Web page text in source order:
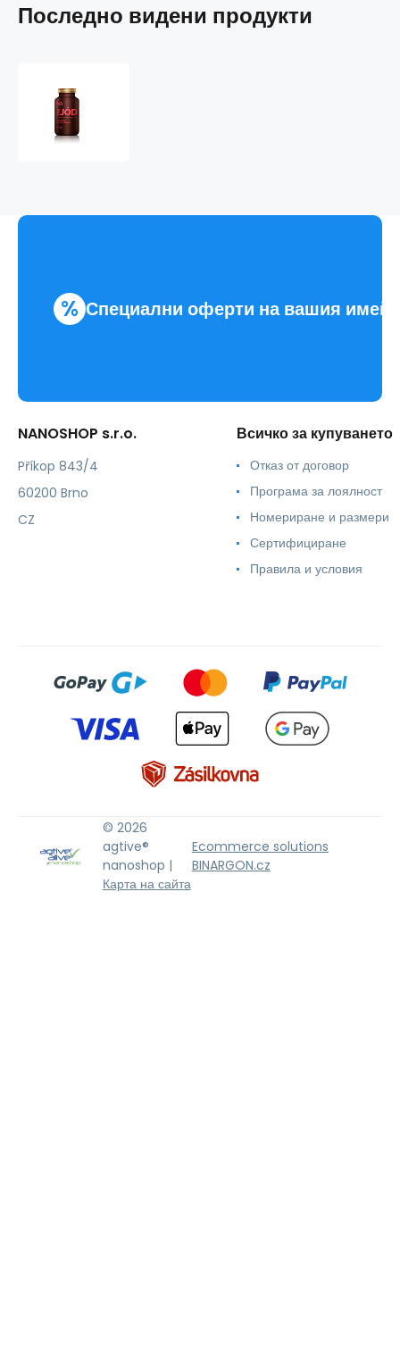
Последно видени продукти
% Специални оферти на вашия
NANOSHOP s.r.o.
Příkop 843/4
60200 Brno
CZ
Всичко за купуването
Отказ от договор
Програма за лоялност
Номериране и размери
Сертифициране
Правила и условия
© 2026
agtive®
nanoshop |
Карта на сайта
Ecommerce solutions
BINARGON.cz